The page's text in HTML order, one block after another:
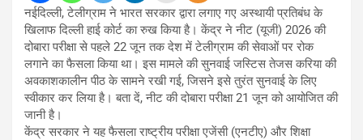
नईदिल्ली, टेलीग्राम ने भारत सरकार द्वारा लगाए गए अस्थायी प्रतिबंध के
खिलाफ दिल्ली हाई कोर्ट का रुख किया है। केंद्र ने नीट (यूजी) 2026 की
दोबारा परीक्षा से पहले 22 जून तक देश में टेलीग्राम की सेवाओं पर रोक
लगाने का फैसला किया था। इस मामले की सुनवाई जस्टिस तेजस करिया की
अवकाशकालीन पीठ के सामने रखी गई, जिसने इसे तुरंत सुनवाई के लिए
स्वीकार कर लिया है। बता दें, नीट की दोबारा परीक्षा 21 जून को आयोजित की
जानी है।
केंद्र सरकार ने यह फैसला राष्ट्रीय परीक्षा एजेंसी (एनटीए) और शिक्षा